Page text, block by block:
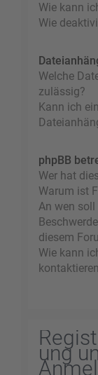
Wie kann
Wie
Welche
zulässig?
Kann ich
phpBB
Wer hat
Warum ist
An wen
diesem
Wie kann
ung